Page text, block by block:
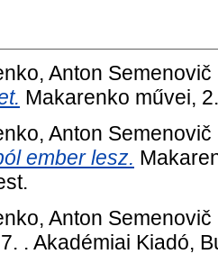
Anton Semenovič
Makarenko művei,
Anton Semenovič
ember lesz.
Anton Semenovič
. Akadémiai Kiadó,